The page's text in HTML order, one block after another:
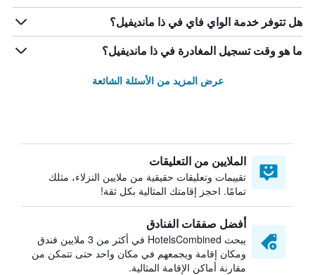
هل تتوفر خدمة الواي فاي في ذا مانديفيل؟
ما هو وقت تسجيل المغادرة في ذا مانديفيل؟
عرض المزيد من الأسئلة الشائعة
الملايين من التعليقات
تقييمات وتعليقات حقيقية من ملايين النزلاء، مثلك
تمامًا. احجز إقامتك المثالية بكل ثقة!
أفضل صفقات الفنادق
يبحث HotelsCombined في أكثر من 3 ملايين فندق
ومكان إقامة ويجمعهم في مكان واحد حتى تتمكن من
مقارنة أماكن الإقامة المثالية.